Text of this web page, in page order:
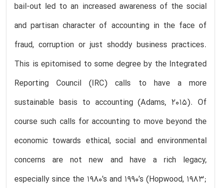
bail-out led to an increased awareness of the social
and partisan character of accounting in the face of
fraud, corruption or just shoddy business practices.
This is epitomised to some degree by the Integrated
Reporting Council (IRC) calls to have a more
sustainable basis to accounting (Adams, 2015). Of
course such calls for accounting to move beyond the
economic towards ethical, social and environmental
concerns are not new and have a rich legacy,
especially since the 1980’s and 1990’s (Hopwood, 1983;